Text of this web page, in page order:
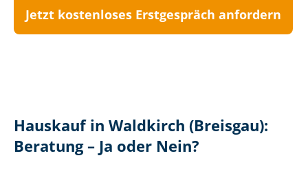
Jetzt kostenloses Erstgespräch anfordern
Hauskauf in Waldkirch (Breisgau):
Beratung – Ja oder Nein?